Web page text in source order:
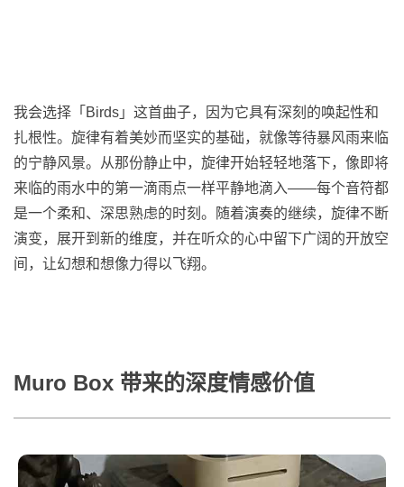
我会选择「Birds」这首曲子，因为它具有深刻的唤起性和
扎根性。旋律有着美妙而坚实的基础，就像等待暴风雨来临
的宁静风景。从那份静止中，旋律开始轻轻地落下，像即将
来临的雨水中的第一滴雨点一样平静地滴入——每个音符都
是一个柔和、深思熟虑的时刻。随着演奏的继续，旋律不断
演变，展开到新的维度，并在听众的心中留下广阔的开放空
间，让幻想和想像力得以飞翔。
Muro Box 带来的深度情感价值